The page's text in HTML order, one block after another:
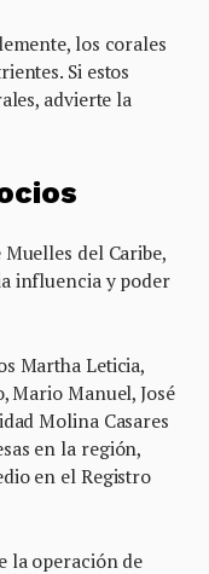
los corales
Si estos
advierte la
del Caribe,
influencia y poder
Martha Leticia,
Mario Manuel, José
Molina Casares
en la región,
en el Registro
la operación de